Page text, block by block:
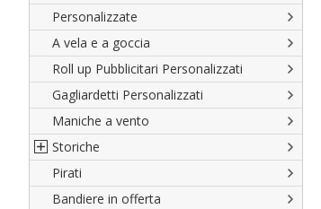
Oceania
Spagnole
Austriache
Tedesche
Regioni varie
Francia d'oltremare
Territori britannici d'oltremare
Varie Province del Mondo
Città francesi
Città del mondo
Codice internazionale nautico
Gran Pavese
Da spiaggia
Di cortesia
Personalizzate
A vela e a goccia
Roll up Pubblicitari Personalizzati
Gagliardetti Personalizzati
Maniche a vento
Storiche
Italiane
Porte di Milano
Pirati
Bandiere in offerta